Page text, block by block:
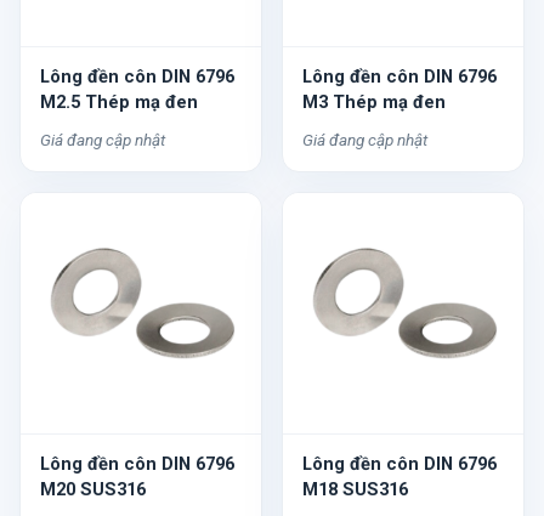
Lông đền côn DIN 6796
M2.5 Thép mạ đen
Giá đang cập nhật
Lông đền côn DIN 6796
M3 Thép mạ đen
Giá đang cập nhật
Lông đền côn DIN 6796
M20 SUS316
Lông đền côn DIN 6796
M18 SUS316